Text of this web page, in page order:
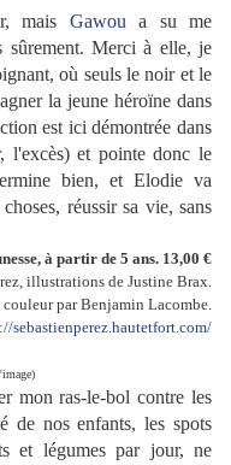
mais Gawou a su me
sûrement. Merci à elle, je
où seuls le noir et le
la jeune héroïne dans
est ici démontrée dans
l'excès) et pointe donc le
bien, et Elodie va
réussir sa vie, sans
à partir de 5 ans. 13,00 €
illustrations de Justine Brax.
par Benjamin Lacombe.
sebastienperez.hautetfort.com/
mon ras-le-bol contre les
de nos enfants, les spots
et légumes par jour, ne